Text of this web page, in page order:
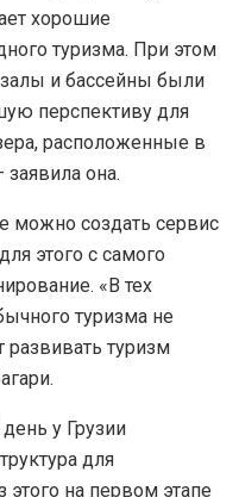
хорошие
туризма. При этом
и бассейны были
перспективу для
расположенные в
она.
можно создать сервис
этого с самого
«В тех
туризма не
развивать туризм
у Грузии
для
этого на первом этапе